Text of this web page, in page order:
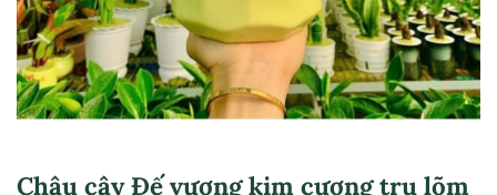
Chậu cây Đế vương kim cương trụ lõm